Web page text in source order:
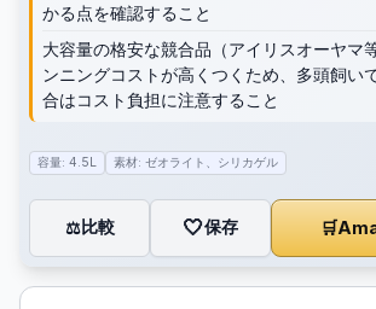
かる点を確認すること
大容量の格安な競合品（アイリスオーヤマ
ンニングコストが高くつくため、多頭飼い
合はコスト負担に注意すること
容量: 4.5L 素材: ゼオライト、シリカゲル
⚖️比較 🤍保存 🛒